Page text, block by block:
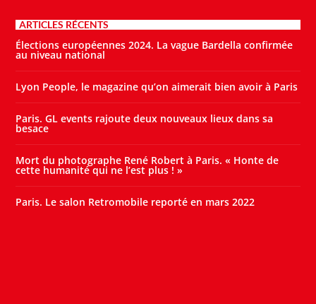
ARTICLES RÉCENTS
Élections européennes 2024. La vague Bardella confirmée
au niveau national
Lyon People, le magazine qu’on aimerait bien avoir à Paris
Paris. GL events rajoute deux nouveaux lieux dans sa
besace
Mort du photographe René Robert à Paris. « Honte de
cette humanité qui ne l’est plus ! »
Paris. Le salon Retromobile reporté en mars 2022